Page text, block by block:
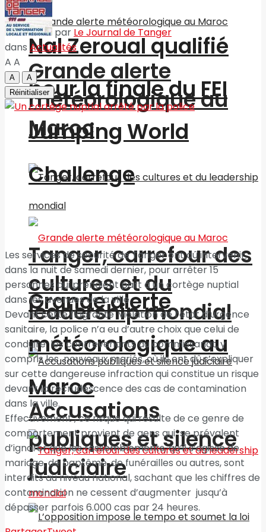
Grande alerte
météorologique au
Maroc
Tanger, carrefour des
cultures et du
leadership mondial
Accusations
publiques et silence
judiciaire
Nal Zeroual qualifié
pour la finale du FEI
Jumping World
Challenge
Grande alerte
météorologique au
Maroc
par Le Journal de Tanger
dans Actualités
A A
A
A
Réinitialiser
Les services de sécurité de Tanger ont dû intervenir,
dans la nuit de samedi dernier, pour arrêter 15
personnes qui prenaient part à un cortège nuptial
dans les avenues de la ville.
Devant cette flagrante violation de l’état d’urgence
sanitaire, la police n’a eu d’autre choix que celui de
conduire les contrevenants au commissariat, y
compris les nouveaux mariés, où ils ont dû s’expliquer
sur cette dangereuse infraction qui constitue un risque
devant la recrudescence des cas de contamination
dans la ville.
Effectivement , ce risque qui résulte de ce genre de
comportement provient de gens qui se prévalent
d’ignorer que les rassemblements, qu’il s’agisse de
mariage, de baptême, de funérailles ou autres, sont
interdits au niveau national, sachant que les chiffres de
contamination ne cessent d’augmenter jusqu’à
dépasser parfois 6.000 cas par 24 heures.